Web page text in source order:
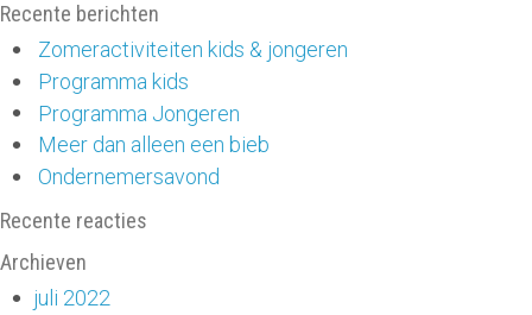
Recente berichten
Zomeractiviteiten kids & jongeren
Programma kids
Programma Jongeren
Meer dan alleen een bieb
Ondernemersavond
Recente reacties
Archieven
juli 2022